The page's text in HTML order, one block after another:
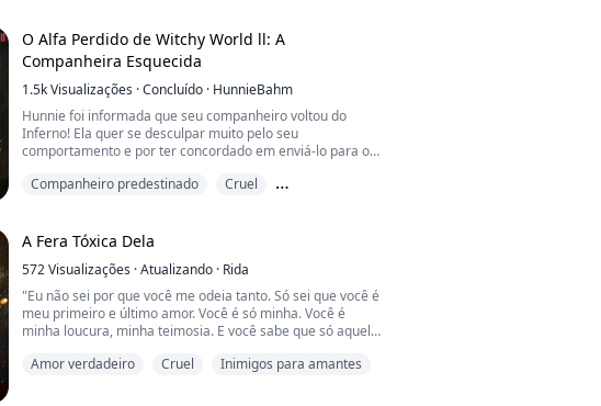
O renomado detetive Oliver era charmoso, mas arrogan...
O Alfa Perdido de Witchy World ll: A
Companheira Esquecida
1.5kVisualizações ·Concluído · HunnieBahm
Hunnie foi informada que seu companheiro voltou do
Inferno! Ela quer se desculpar muito pelo seu
comportamento e por ter concordado em enviá-lo para o
companheiro que está ligado ao Rei Lobo-Demônio,
Ele diz que é para o bem de ambos e que não quer que seu
j...
Companheiro predestinado
Cruel
A Fera Tóxica Dela
572Visualizações ·Atualizando · Rida
"Eu não sei por que você me odeia tanto. Só sei que você é
meu primeiro e último amor. Você é só minha. Você é
minha loucura, minha teimosia. E você sabe que só aquela
somente você parece bonita porque você é meu amor e
Amor verdadeiro Cruel Inimigos para amantes